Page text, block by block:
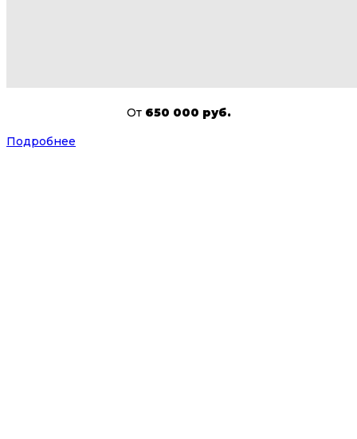
От 650 000 руб.
Подробнее